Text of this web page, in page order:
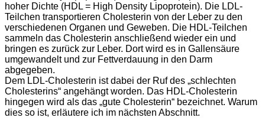
hoher Dichte (HDL = High Density Lipoprotein). Die LDL-
Teilchen transportieren Cholesterin von der Leber zu den
verschiedenen Organen und Geweben. Die HDL-Teilchen
sammeln das Cholesterin anschließend wieder ein und
bringen es zurück zur Leber. Dort wird es in Gallensäure
umgewandelt und zur Fettverdauung in den Darm
abgegeben.
Dem LDL-Cholesterin ist dabei der Ruf des „schlechten
Cholesterins“ angehängt worden. Das HDL-Cholesterin
hingegen wird als das „gute Cholesterin“ bezeichnet. Warum
dies so ist, erläutere ich im nächsten Abschnitt.